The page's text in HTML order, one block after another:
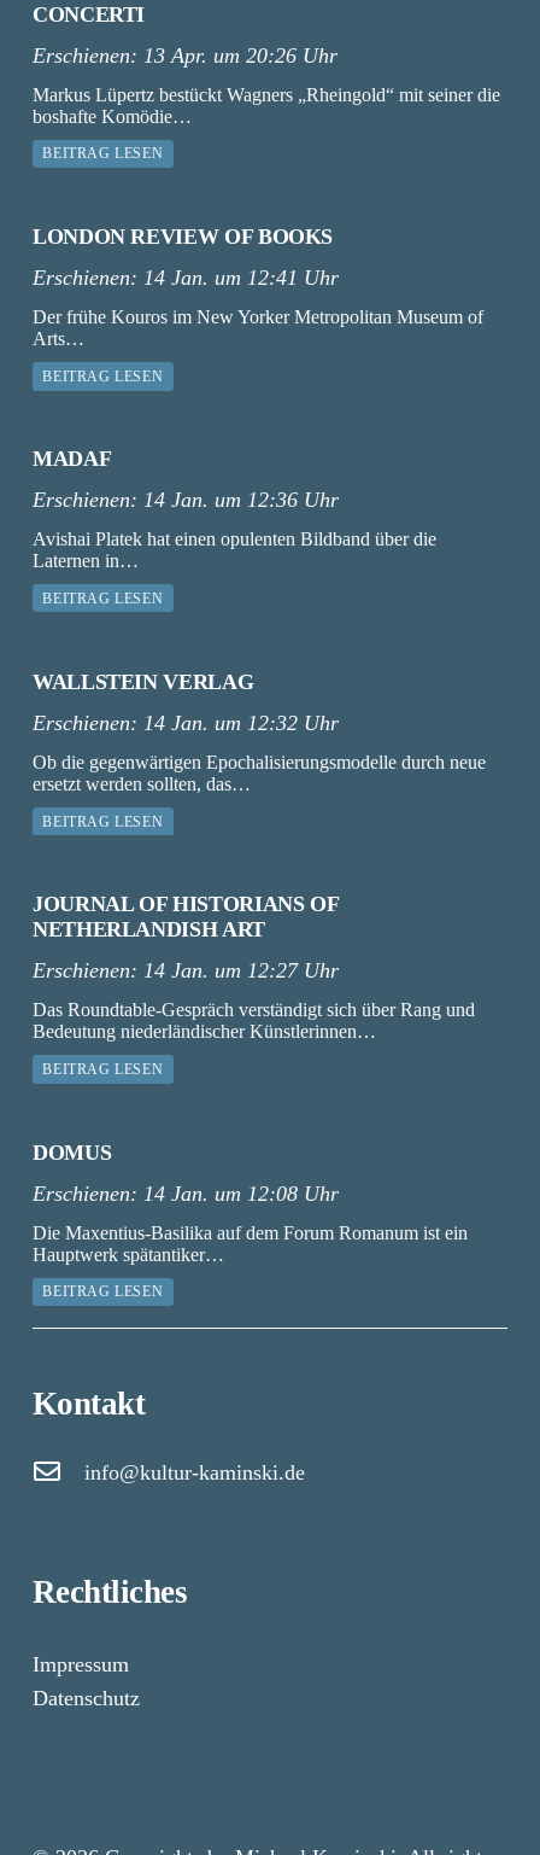
CONCERTI
Erschienen: 13 Apr. um 20:26 Uhr
Markus Lüpertz bestückt Wagners „Rheingold“ mit seiner die
boshafte Komödie…
BEITRAG LESEN
LONDON REVIEW OF BOOKS
Erschienen: 14 Jan. um 12:41 Uhr
Der frühe Kouros im New Yorker Metropolitan Museum of
Arts…
BEITRAG LESEN
MADAF
Erschienen: 14 Jan. um 12:36 Uhr
Avishai Platek hat einen opulenten Bildband über die
Laternen in…
BEITRAG LESEN
WALLSTEIN VERLAG
Erschienen: 14 Jan. um 12:32 Uhr
Ob die gegenwärtigen Epochalisierungsmodelle durch neue
ersetzt werden sollten, das…
BEITRAG LESEN
JOURNAL OF HISTORIANS OF
NETHERLANDISH ART
Erschienen: 14 Jan. um 12:27 Uhr
Das Roundtable-Gespräch verständigt sich über Rang und
Bedeutung niederländischer Künstlerinnen…
BEITRAG LESEN
DOMUS
Erschienen: 14 Jan. um 12:08 Uhr
Die Maxentius-Basilika auf dem Forum Romanum ist ein
Hauptwerk spätantiker…
BEITRAG LESEN
Kontakt
info@kultur-kaminski.de
Rechtliches
Impressum
Datenschutz